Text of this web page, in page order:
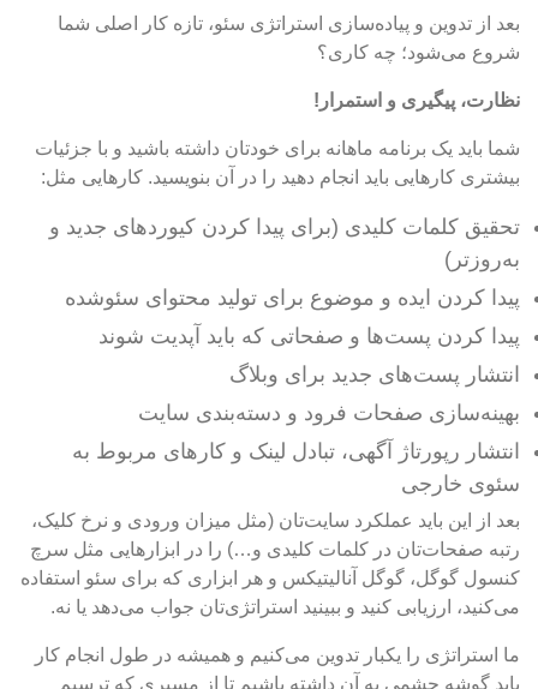
بعد از تدوین و پیاده‌سازی استراتژی سئو، تازه کار اصلی شما
شروع می‌شود؛ چه کاری؟
نظارت، پیگیری و استمرار!
شما باید یک برنامه ماهانه برای خودتان داشته باشید و با جزئیات
بیشتری کارهایی باید انجام دهید را در آن بنویسید. کارهایی مثل:
تحقیق کلمات کلیدی (برای پیدا کردن کیوردهای جدید و
به‌روزتر)
پیدا کردن ایده و موضوع برای تولید محتوای سئوشده
پیدا کردن پست‌ها و صفحاتی که باید آپدیت شوند
انتشار پست‌های جدید برای وبلاگ
بهینه‌سازی صفحات فرود و دسته‌بندی سایت
انتشار رپورتاژ آگهی، تبادل لینک و کارهای مربوط به
سئوی خارجی
بعد از این باید عملکرد سایت‌تان (مثل میزان ورودی و نرخ کلیک،
رتبه صفحات‌تان در کلمات کلیدی و…) را در ابزارهایی مثل سرچ
کنسول گوگل، گوگل آنالیتیکس و هر ابزاری که برای سئو استفاده
می‌کنید، ارزیابی کنید و ببینید استراتژی‌‌تان جواب می‌دهد یا نه.
ما استراتژی را یکبار تدوین می‌کنیم و همیشه در طول انجام کار
باید گوشه چشمی به آن داشته باشیم تا از مسیری که ترسیم